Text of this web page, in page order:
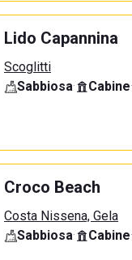
Lido Capannina
Scoglitti
Sabbiosa· Cabine·
Croco Beach
Costa Nissena, Gela
Sabbiosa· Cabine·